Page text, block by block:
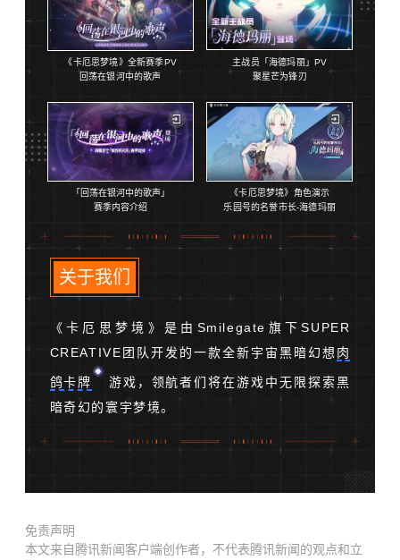
《卡厄思梦境》全新赛季PV
回荡在银河中的歌声
主战员「海德玛丽」PV
聚星芒为锋刃
「回荡在银河中的歌声」
赛季内容介绍
《卡厄思梦境》角色演示
乐园号的名誉市长-海德玛丽
关于我们
《卡厄思梦境》是由Smilegate旗下SUPER
CREATIVE团队开发的一款全新宇宙黑暗幻想 肉
鸽卡牌
游戏，领航者们将在游戏中无限探索黑
暗奇幻的寰宇梦境。
免责声明
本文来自腾讯新闻客户端创作者，不代表腾讯新闻的观点和立